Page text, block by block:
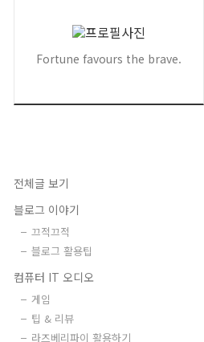
Fortune favours the brave.
전체글 보기
블로그 이야기
끄적끄적
블로그 활용팁
컴퓨터 IT 오디오
게임
팁 & 리뷰
라즈베리파이 활용하기